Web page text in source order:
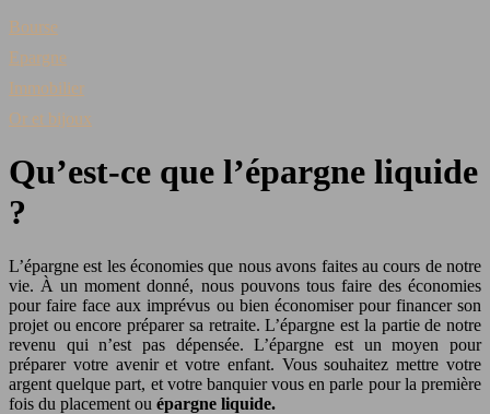
Bourse
Epargne
Immobilier
Or et bijoux
Qu’est-ce que l’épargne liquide
?
L’épargne est les économies que nous avons faites au cours de notre
vie. À un moment donné, nous pouvons tous faire des économies
pour faire face aux imprévus ou bien économiser pour financer son
projet ou encore préparer sa retraite. L’épargne est la partie de notre
revenu qui n’est pas dépensée. L’épargne est un moyen pour
préparer votre avenir et votre enfant. Vous souhaitez mettre votre
argent quelque part, et votre banquier vous en parle pour la première
fois du placement ou épargne liquide.